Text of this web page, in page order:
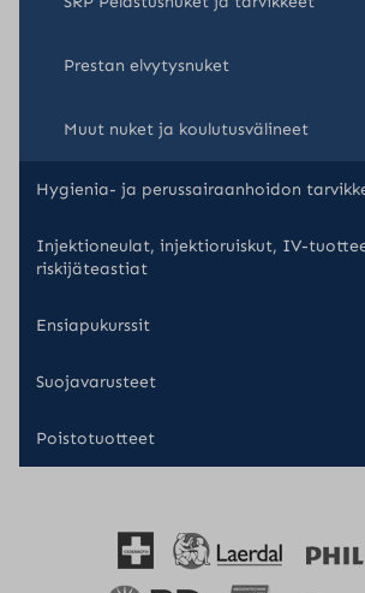
Prestan elvytysnuket
Muut nuket ja koulutusvälineet
Hygienia- ja perussairaanhoidon
Injektioneulat, injektioruiskut, IV-
riskijäteastiat
Ensiapukurssit
Suojavarusteet
Poistotuotteet